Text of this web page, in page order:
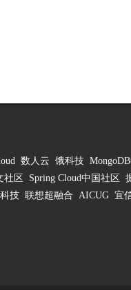
数人云 饿科技
社区 Spring Cloud中国社区
技 联想超融合 AICUG 宜